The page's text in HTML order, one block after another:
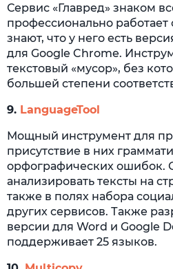
Сервис «Главред» знаком
профессионально работает
знают, что у него есть
для Google Chrome.
текстовый «мусор», без
большей степени
9. LanguageTool
Мощный инструмент для
присутствие в них
орфографических ошибок.
анализировать тексты на
также в полях набора
других сервисов. Также
версии для Word и Google
поддерживает 25 языков.